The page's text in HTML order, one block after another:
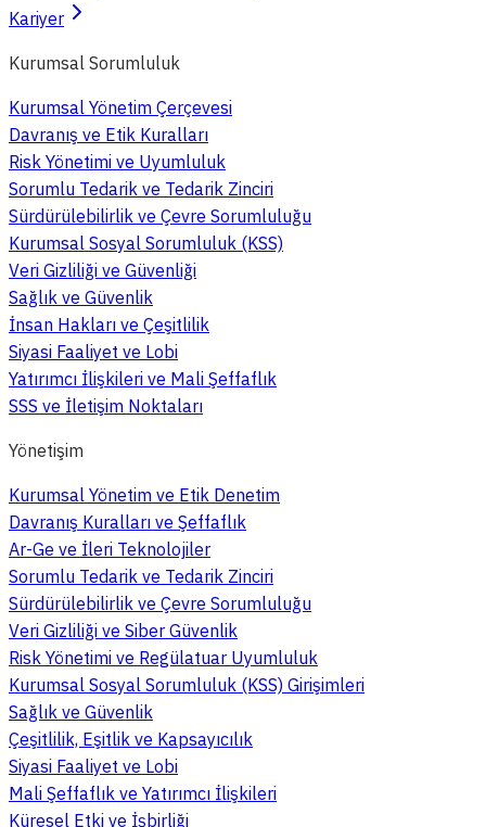
Kariyer
Kurumsal Sorumluluk
Kurumsal Yönetim Çerçevesi
Davranış ve Etik Kuralları
Risk Yönetimi ve Uyumluluk
Sorumlu Tedarik ve Tedarik Zinciri
Sürdürülebilirlik ve Çevre Sorumluluğu
Kurumsal Sosyal Sorumluluk (KSS)
Veri Gizliliği ve Güvenliği
Sağlık ve Güvenlik
İnsan Hakları ve Çeşitlilik
Siyasi Faaliyet ve Lobi
Yatırımcı İlişkileri ve Mali Şeffaflık
SSS ve İletişim Noktaları
Yönetişim
Kurumsal Yönetim ve Etik Denetim
Davranış Kuralları ve Şeffaflık
Ar-Ge ve İleri Teknolojiler
Sorumlu Tedarik ve Tedarik Zinciri
Sürdürülebilirlik ve Çevre Sorumluluğu
Veri Gizliliği ve Siber Güvenlik
Risk Yönetimi ve Regülatuar Uyumluluk
Kurumsal Sosyal Sorumluluk (KSS) Girişimleri
Sağlık ve Güvenlik
Çeşitlilik, Eşitlik ve Kapsayıcılık
Siyasi Faaliyet ve Lobi
Mali Şeffaflık ve Yatırımcı İlişkileri
Küresel Etki ve İşbirliği